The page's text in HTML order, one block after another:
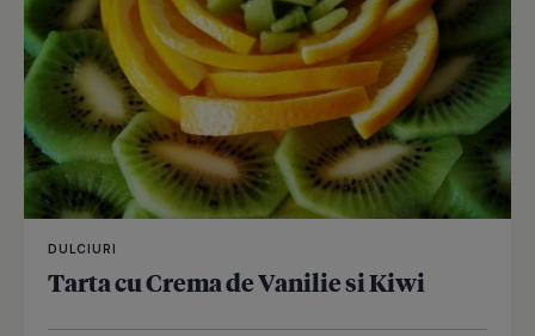
DULCIURI
Tarta cu Crema de Vanilie si Kiwi